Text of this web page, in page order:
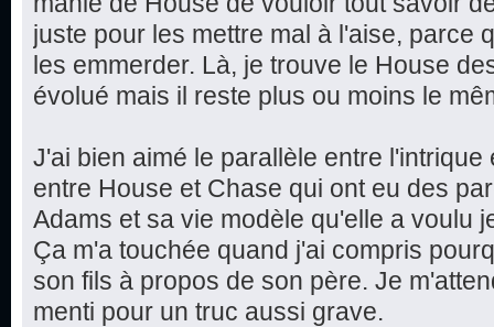
juste pour les mettre mal à l'aise, parce
les emmerder. Là, je trouve le House
évolué mais il reste plus ou moins le
J'ai bien aimé le parallèle entre
entre House et Chase qui ont eu des
Adams et sa vie modèle qu'elle a voulu
Ça m'a touchée quand j'ai compris
son fils à propos de son père. Je
menti pour un truc aussi grave.